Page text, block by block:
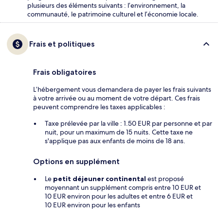
plusieurs des éléments suivants : l’environnement, la
communauté, le patrimoine culturel et l’économie locale.
Frais et politiques
Frais obligatoires
L’hébergement vous demandera de payer les frais suivants
à votre arrivée ou au moment de votre départ. Ces frais
peuvent comprendre les taxes applicables :
Taxe prélevée par la ville : 1.50 EUR par personne et par
nuit, pour un maximum de 15 nuits. Cette taxe ne
s'applique pas aux enfants de moins de 18 ans.
Options en supplément
Le petit déjeuner continental est proposé
moyennant un supplément compris entre 10 EUR et
10 EUR environ pour les adultes et entre 6 EUR et
10 EUR environ pour les enfants